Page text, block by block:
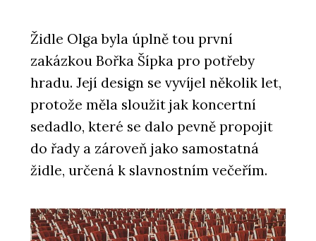
Židle Olga byla úplně tou první
zakázkou Bořka Šípka pro potřeby
hradu. Její design se vyvíjel několik let,
protože měla sloužit jak koncertní
sedadlo, které se dalo pevně propojit
do řady a zároveň jako samostatná
židle, určená k slavnostním večeřím.